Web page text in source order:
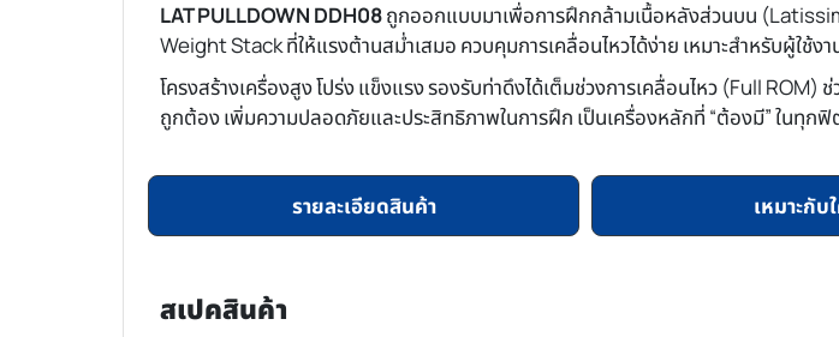
LAT PULLDOWN DDH08ถูกออกแบบมาเพื่อการฝึกกล้ามเนื้อหลังส่วนบน
Weight Stack ที่ให้แรงต้านสม่ำเสมอ ควบคุมการเคลื่อนไหวได้ง่าย เหมาะสำหรับผู้ใ
โครงสร้างเครื่องสูง โปร่ง แข็งแรง รองรับท่าดึงได้เต็มช่วงการเคลื่อนไหว (Full
ถูกต้อง เพิ่มความปลอดภัยและประสิทธิภาพในการฝึก เป็นเครื่องหลักที่ “ต้องมี” ในทุก
รายละเอียดสินค้า เหมาะกับ
สเปคสินค้า